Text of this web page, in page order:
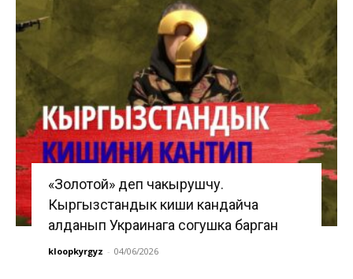
«Золотой» деп чакырушчу.
Кыргызстандык киши кандайча
алданып Украинага согушка барган
kloopkyrgyz - 04/06/2026